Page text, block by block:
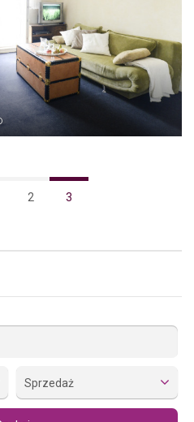
2 3
Sprzedaż